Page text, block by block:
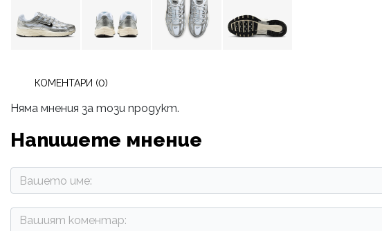
КОМЕНТАРИ (0)
Няма мнения за този продукт.
Напишете мнение